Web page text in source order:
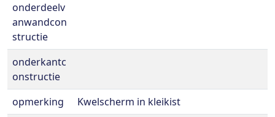
onderdeelv
anwandcon
structie
onderkantc
onstructie
opmerking
Kwelscherm in kleikist